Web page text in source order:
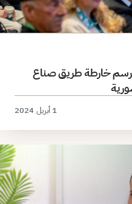
خارطة طريق صناع
1 أبريل 2024